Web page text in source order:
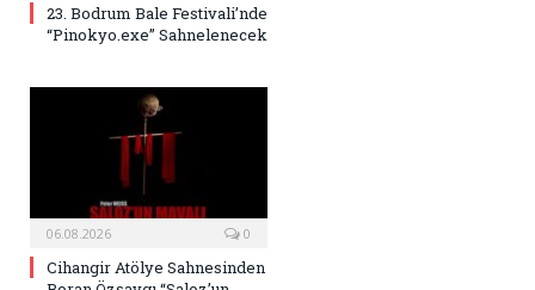
23. Bodrum Bale Festivali’nde
“Pinokyo.exe” Sahnelenecek
06.08.2026 0
Cihangir Atölye Sahnesinden